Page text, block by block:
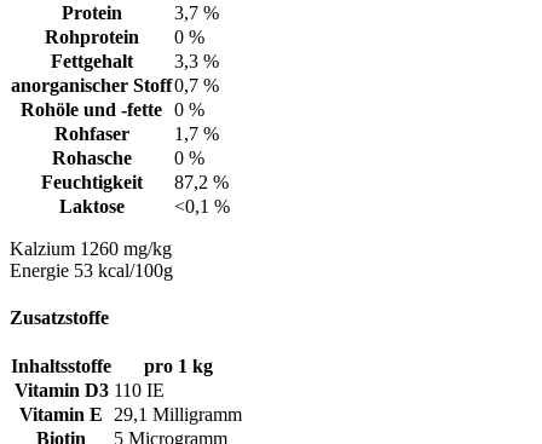
Protein
3,7 %
Rohprotein
0 %
Fettgehalt
3,3 %
anorganischer Stoff0,7 %
Rohöle und -fette 0 %
Rohfaser
1,7 %
Rohasche
0 %
Feuchtigkeit
87,2 %
Laktose
<0,1 %
Kalzium 1260 mg/kg
Energie 53 kcal/100g
Zusatzstoffe
Inhaltsstoffe
pro 1 kg
Vitamin D3 110 IE
Vitamin E
29,1 Milligramm
Biotin
5 Microgramm